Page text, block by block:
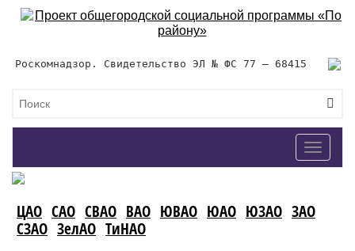
Роскомнадзор. Свидетельство ЭЛ № ФС 77 – 68415
Toggle
ЦАО САО СВАО ВАО ЮВАО ЮАО ЮЗАО ЗАО
СЗАО ЗелАО ТиНАО